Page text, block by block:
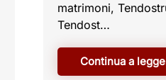
matrimoni,
Tendost…
Continua a